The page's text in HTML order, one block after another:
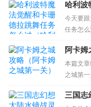
暖第十
主级怎
3-3高分
哈利波
么过
舞）
今天要
任务怎
珊德拉
大家解
特魔法觉
帽愿物
获得 4、
阿卡姆
本篇文
之城第
不要忘
阿卡姆之
三国志